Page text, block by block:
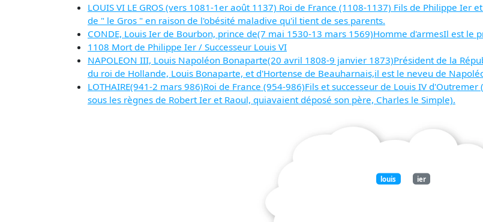
LOUIS VI LE GROS (vers 1081-1er août 1137) Roi de France (1108-1137) Fils de Philippe
de " le Gros " en raison de l'obésité maladive qu'il tient de ses parents.
CONDE, Louis Ier de Bourbon, prince de(7 mai 1530-13 mars 1569)Homme d'armesIl est le
1108 Mort de Philippe Ier / Successeur Louis VI
NAPOLEON III, Louis Napoléon Bonaparte(20 avril 1808-9 janvier 1873)Président de la
du roi de Hollande, Louis Bonaparte, et d'Hortense de Beauharnais,il est le neveu de
LOTHAIRE(941-2 mars 986)Roi de France (954-986)Fils et successeur de Louis IV
sous les règnes de Robert Ier et Raoul, quiavaient déposé son père, Charles le Simple).
louis ier